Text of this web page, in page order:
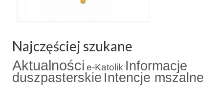
Najczęściej szukane
Aktualności e-Katolik Informacje
duszpasterskie Intencje mszalne